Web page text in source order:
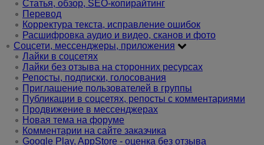
Статья, обзор, SEO-копирайтинг
Перевод
Корректура текста, исправление ошибок
Расшифровка аудио и видео, сканов и фото
Соцсети, мессенджеры, приложения
Лайки в соцсетях
Лайки без отзыва на сторонних ресурсах
Репосты, подписки, голосования
Приглашение пользователей в группы
Публикации в соцсетях, репосты с комментариями
Продвижение в мессенджерах
Новая тема на форуме
Комментарии на сайте заказчика
Google Play, AppStore - оценка без отзыва